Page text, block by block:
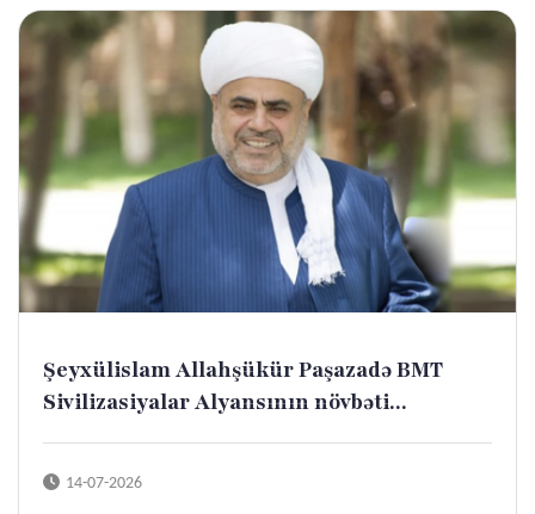
Şeyxülislam Allahşükür Paşazadə BMT
Sivilizasiyalar Alyansının növbəti...
14-07-2026